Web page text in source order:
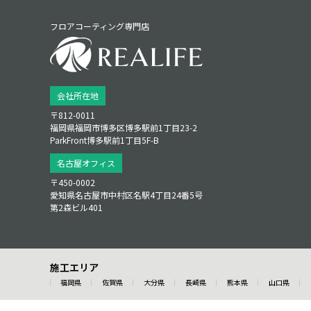
フロアコーティング専門店
会社所在地
〒812-0011
福岡県福岡市博多区博多駅前1丁目23‑2
ParkFront博多駅前1丁目5F‑B
名古屋オフィス
〒450-0002
愛知県名古屋市中村区名駅4丁目24番5号
第2森ビル401
施工エリア
福岡県 佐賀県 大分県 長崎県 熊本県 山口県